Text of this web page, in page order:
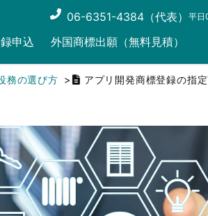
06-6351-4384（代表） 平
申込 外国商標出願（無料見積）
務の選び方 アプリ開発商標登録の指